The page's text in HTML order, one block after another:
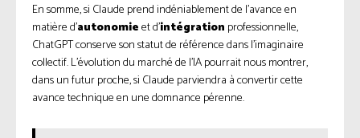
En somme, si Claude prend indéniablement de l’avance en
matière d’autonomieet d’intégration professionnelle,
ChatGPT conserve son statut de référence dans l’imaginaire
collectif. L’évolution du marché de l’IA pourrait nous montrer,
dans un futur proche, si Claude parviendra à convertir cette
avance technique en une domnance pérenne.